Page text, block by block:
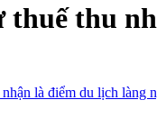
thuế thu